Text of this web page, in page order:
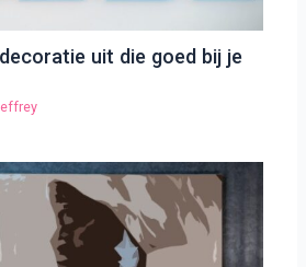
uit die goed bij je